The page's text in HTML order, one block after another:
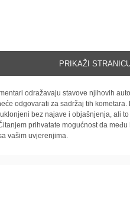
PRIKAŽI
odražavaju stavove njihovih
odgovarati za sadržaj tih
bez najave i objašnjenja, ali
prihvatate mogućnost da
vašim uvjerenjima.